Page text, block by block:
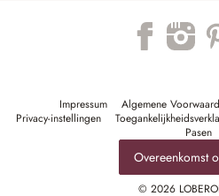
Impressum Algemene
Privacy-instellingen
Pasen
Overeenkomst
© 2026